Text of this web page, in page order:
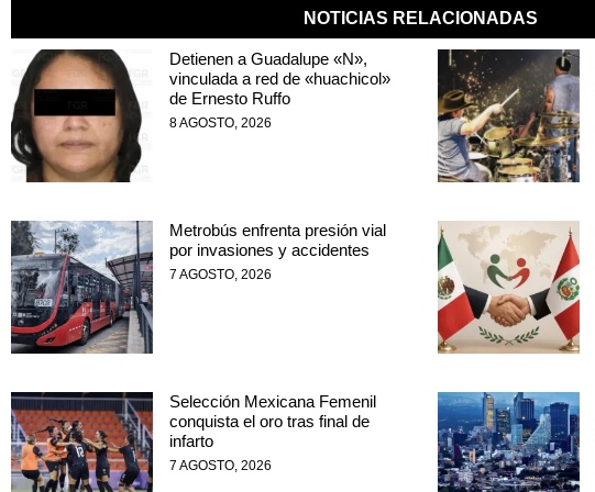
NOTICIAS RELACIONADAS
Detienen a Guadalupe «N»,
vinculada a red de «huachicol»
de Ernesto Ruffo
8 AGOSTO, 2026
Metrobús enfrenta presión vial
por invasiones y accidentes
7 AGOSTO, 2026
Selección Mexicana Femenil
conquista el oro tras final de
infarto
7 AGOSTO, 2026